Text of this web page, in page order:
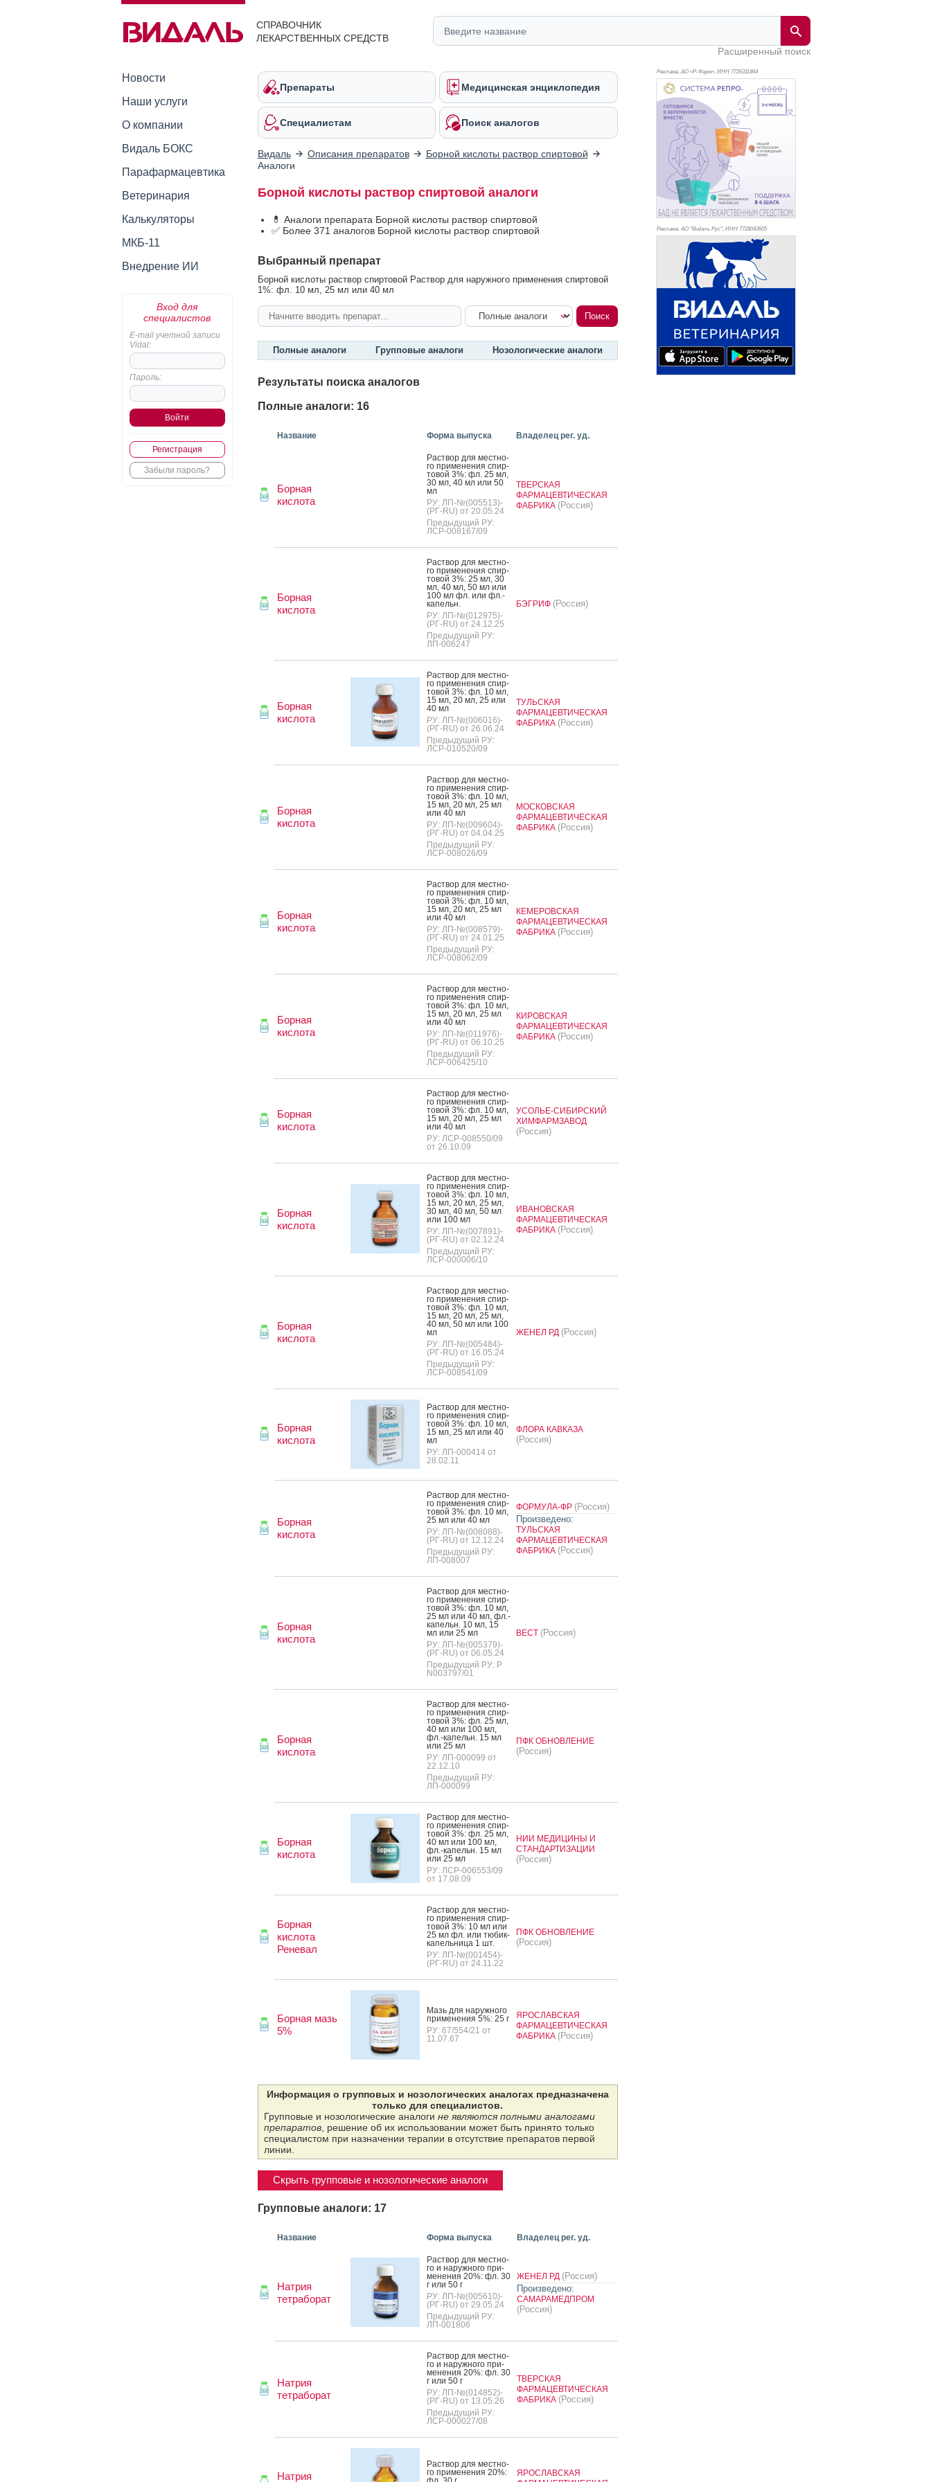
СПРАВОЧНИК
ЛЕКАРСТВЕННЫХ СРЕДСТВ
Расширенный поиск
Новости
Наши услуги
О компании
Видаль БОКС
Парафармацевтика
Ветеринария
Калькуляторы
МКБ-11
Внедрение ИИ
Вход для
специалистов
E-mail учетной записи
Vidal:
Пароль:
Регистрация
Забыли пароль?
Препараты Медицинская энциклопедия
Специалистам Поиск аналогов
Видаль Описания препаратов
Борной кислоты раствор спиртовой
Аналоги
Борной кислоты раствор спиртовой аналоги
💊 Аналоги препарата Борной кислоты раствор спиртовой
✅ Более 371 аналогов Борной кислоты раствор спиртовой
Выбранный препарат
Борной кислоты раствор спиртовой Раствор для наружного применения спиртовой
1%: фл. 10 мл, 25 мл или 40 мл
Полные аналоги Групповые аналоги Нозологические аналоги
Результаты поиска аналогов
Полные аналоги: 16
Название Форма выпуска Владелец рег. уд.
Борная
кислота
Рас­твор для мес­тно­
го при­мене­ния спир­
то­вой 3%: фл. 25 мл,
30 мл, 40 мл или 50
мл
РУ: ЛП-№(005513)-
(РГ-RU) от 20.05.24
Предыдущий РУ:
ЛСР-008167/09
ТВЕРСКАЯ
ФАРМАЦЕВТИЧЕСКАЯ
ФАБРИКА (Россия)
Борная
кислота
Рас­твор для мес­тно­
го при­мене­ния спир­
то­вой 3%: 25 мл, 30
мл, 40 мл, 50 мл или
100 мл фл. или фл.-
ка­пельн.
РУ: ЛП-№(012975)-
(РГ-RU) от 24.12.25
Предыдущий РУ:
ЛП-006247
БЭГРИФ (Россия)
Борная
кислота
Рас­твор для мес­тно­
го при­мене­ния спир­
то­вой 3%: фл. 10 мл,
15 мл, 20 мл, 25 или
40 мл
РУ: ЛП-№(006016)-
(РГ-RU) от 26.06.24
Предыдущий РУ:
ЛСР-010520/09
ТУЛЬСКАЯ
ФАРМАЦЕВТИЧЕСКАЯ
ФАБРИКА (Россия)
Борная
кислота
Рас­твор для мес­тно­
го при­мене­ния спир­
то­вой 3%: фл. 10 мл,
15 мл, 20 мл, 25 мл
или 40 мл
РУ: ЛП-№(009604)-
(РГ-RU) от 04.04.25
Предыдущий РУ:
ЛСР-008026/09
МОСКОВСКАЯ
ФАРМАЦЕВТИЧЕСКАЯ
ФАБРИКА (Россия)
Борная
кислота
Рас­твор для мес­тно­
го при­мене­ния спир­
то­вой 3%: фл. 10 мл,
15 мл, 20 мл, 25 мл
или 40 мл
РУ: ЛП-№(008579)-
(РГ-RU) от 24.01.25
Предыдущий РУ:
ЛСР-008062/09
КЕМЕРОВСКАЯ
ФАРМАЦЕВТИЧЕСКАЯ
ФАБРИКА (Россия)
Борная
кислота
Рас­твор для мес­тно­
го при­мене­ния спир­
то­вой 3%: фл. 10 мл,
15 мл, 20 мл, 25 мл
или 40 мл
РУ: ЛП-№(011976)-
(РГ-RU) от 06.10.25
Предыдущий РУ:
ЛСР-006425/10
КИРОВСКАЯ
ФАРМАЦЕВТИЧЕСКАЯ
ФАБРИКА (Россия)
Борная
кислота
Рас­твор для мес­тно­
го при­мене­ния спир­
то­вой 3%: фл. 10 мл,
15 мл, 20 мл, 25 мл
или 40 мл
РУ: ЛСР-008550/09
от 26.10.09
УСОЛЬЕ-СИБИРСКИЙ
ХИМФАРМЗАВОД
(Россия)
Борная
кислота
Рас­твор для мес­тно­
го при­мене­ния спир­
то­вой 3%: фл. 10 мл,
15 мл, 20 мл, 25 мл,
30 мл, 40 мл, 50 мл
или 100 мл
РУ: ЛП-№(007891)-
(РГ-RU) от 02.12.24
Предыдущий РУ:
ЛСР-000006/10
ИВАНОВСКАЯ
ФАРМАЦЕВТИЧЕСКАЯ
ФАБРИКА (Россия)
Борная
кислота
Рас­твор для мес­тно­
го при­мене­ния спир­
то­вой 3%: фл. 10 мл,
15 мл, 20 мл, 25 мл,
40 мл, 50 мл или 100
мл
РУ: ЛП-№(005484)-
(РГ-RU) от 16.05.24
Предыдущий РУ:
ЛСР-008541/09
ЖЕНЕЛ РД (Россия)
Борная
кислота
Рас­твор для мес­тно­
го при­мене­ния спир­
то­вой 3%: фл. 10 мл,
15 мл, 25 мл или 40
мл
РУ: ЛП-000414 от
28.02.11
ФЛОРА КАВКАЗА
(Россия)
Борная
кислота
Рас­твор для мес­тно­
го при­мене­ния спир­
то­вой 3%: фл. 10 мл,
25 мл или 40 мл
РУ: ЛП-№(008088)-
(РГ-RU) от 12.12.24
Предыдущий РУ:
ЛП-008007
ФОРМУЛА-ФР (Россия)
Произведено:
ТУЛЬСКАЯ
ФАРМАЦЕВТИЧЕСКАЯ
ФАБРИКА (Россия)
Борная
кислота
Рас­твор для мес­тно­
го при­мене­ния спир­
то­вой 3%: фл. 10 мл,
25 мл или 40 мл, фл.-
ка­пельн. 10 мл, 15
мл или 25 мл
РУ: ЛП-№(005379)-
(РГ-RU) от 06.05.24
Предыдущий РУ: Р
N003797/01
ВЕСТ (Россия)
Борная
кислота
Рас­твор для мес­тно­
го при­мене­ния спир­
то­вой 3%: фл. 25 мл,
40 мл или 100 мл,
фл.-ка­пельн. 15 мл
или 25 мл
РУ: ЛП-000099 от
22.12.10
Предыдущий РУ:
ЛП-000099
ПФК ОБНОВЛЕНИЕ
(Россия)
Борная
кислота
Рас­твор для мес­тно­
го при­мене­ния спир­
то­вой 3%: фл. 25 мл,
40 мл или 100 мл,
фл.-ка­пельн. 15 мл
или 25 мл
РУ: ЛСР-006553/09
от 17.08.09
НИИ МЕДИЦИНЫ И
СТАНДАРТИЗАЦИИ
(Россия)
Борная
кислота
Реневал
Рас­твор для мес­тно­
го при­мене­ния спир­
то­вой 3%: 10 мл или
25 мл фл. или тю­бик-
ка­пель­ни­ца 1 шт.
РУ: ЛП-№(001454)-
(РГ-RU) от 24.11.22
ПФК ОБНОВЛЕНИЕ
(Россия)
Борная мазь
5%
Мазь для на­руж­но­го
при­мене­ния 5%: 25 г
РУ: 67/554/21 от
11.07.67
ЯРОСЛАВСКАЯ
ФАРМАЦЕВТИЧЕСКАЯ
ФАБРИКА (Россия)
Информация о групповых и нозологических аналогах предназначена
только для специалистов.
Групповые и нозологические аналоги не являются полными аналогами
препаратов, решение об их использовании может быть принято только
специалистом при назначении терапии в отсутствие препаратов первой
линии.
Скрыть групповые и нозологические аналоги
Групповые аналоги: 17
Название Форма выпуска Владелец рег. уд.
Натрия
тетраборат
Рас­твор для мес­тно­
го и на­руж­но­го при­
мене­ния 20%: фл. 30
г или 50 г
РУ: ЛП-№(005610)-
(РГ-RU) от 29.05.24
Предыдущий РУ:
ЛП-001806
ЖЕНЕЛ РД (Россия)
Произведено:
САМАРАМЕДПРОМ
(Россия)
Натрия
тетраборат
Рас­твор для мес­тно­
го и на­руж­но­го при­
мене­ния 20%: фл. 30
г или 50 г
РУ: ЛП-№(014852)-
(РГ-RU) от 13.05.26
Предыдущий РУ:
ЛСР-000027/08
ТВЕРСКАЯ
ФАРМАЦЕВТИЧЕСКАЯ
ФАБРИКА (Россия)
Натрия
Рас­твор для мес­тно­
го при­мене­ния 20%:
ЯРОСЛАВСКАЯ
Реклама. АО «Р-Фарм», ИНН 7726311464
Реклама. АО "Видаль Рус", ИНН 7728043605